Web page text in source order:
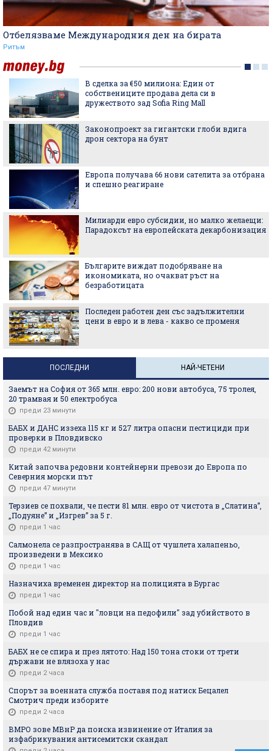
Отбелязваме Международния ден на бирата
Ритъм
В сделка за €50 милиона: Един от
собствениците продава дела си в
дружеството зад Sofia Ring Mall
Законопроект за гигантски глоби вдига
дрон сектора на бунт
Европа получава 66 нови сателита за отбрана
и спешно реагиране
Милиарди евро субсидии, но малко желаещи:
Парадоксът на европейската декарбонизация
Българите виждат подобряване на
икономиката, но очакват ръст на
безработицата
Последен работен ден със задължителни
цени в евро и в лева - какво се променя
ПОСЛЕДНИ НАЙ-ЧЕТЕНИ
Заемът на София от 365 млн. евро: 200 нови автобуса, 75 тролея,
20 трамвая и 50 електробуса
преди 23 минути
БАБХ и ДАНС иззеха 115 кг и 527 литра опасни пестициди при
проверки в Пловдивско
преди 42 минути
Китай започва редовни контейнерни превози до Европа по
Северния морски път
преди 47 минути
Терзиев се похвали, че пести 81 млн. евро от чистота в „Слатина”,
„Подуяне” и „Изгрев” за 5 г.
преди 1 час
Салмонела се разпространява в САЩ от чушлета халапеньо,
произведени в Мексико
преди 1 час
Назначиха временен директор на полицията в Бургас
преди 1 час
Побой над един час и "ловци на педофили" зад убийството в
Пловдив
преди 1 час
БАБХ не се спира и през лятото: Над 150 тона стоки от трети
държави не влязоха у нас
преди 2 часа
Спорът за военната служба поставя под натиск Бецалел
Смотрич преди изборите
преди 2 часа
ВМРО зове МВнР да поиска извинение от Италия за
изфабрикувания антисемитски скандал